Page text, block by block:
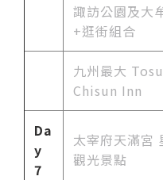
諏訪公園及大
+逛街組合
九州最大
Chisun Inn
Da
y
7
太宰府天滿宮
觀光景點